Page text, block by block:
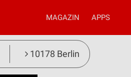
MAGAZIN APPS
10178 Berlin